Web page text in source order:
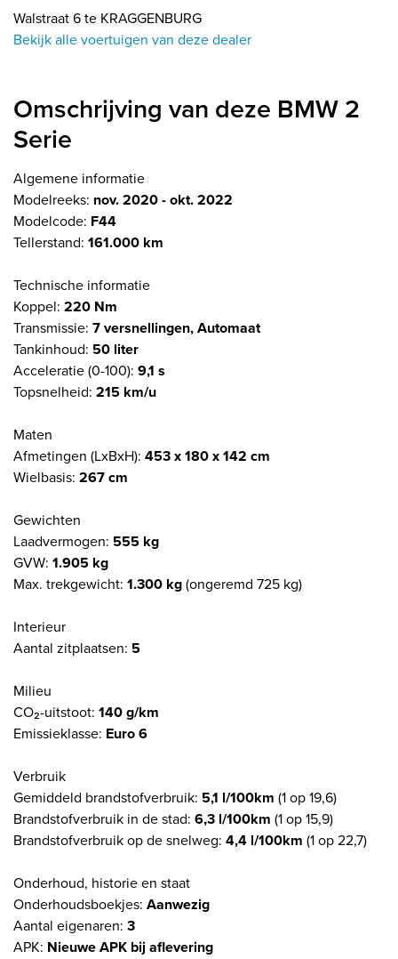
Walstraat 6 te KRAGGENBURG
Bekijk alle voertuigen van deze dealer
Omschrijving van deze BMW 2
Serie
Algemene informatie
Modelreeks: nov. 2020 - okt. 2022
Modelcode: F44
Tellerstand: 161.000 km
Technische informatie
Koppel: 220 Nm
Transmissie: 7 versnellingen, Automaat
Tankinhoud: 50 liter
Acceleratie (0-100): 9,1 s
Topsnelheid: 215 km/u
Maten
Afmetingen (LxBxH): 453 x 180 x 142 cm
Wielbasis: 267 cm
Gewichten
Laadvermogen: 555 kg
GVW: 1.905 kg
Max. trekgewicht: 1.300 kg(ongeremd 725 kg)
Interieur
Aantal zitplaatsen: 5
Milieu
CO₂-uitstoot: 140 g/km
Emissieklasse: Euro 6
Verbruik
Gemiddeld brandstofverbruik: 5,1 l/100km (1 op 19,6)
Brandstofverbruik in de stad: 6,3 l/100km (1 op 15,9)
Brandstofverbruik op de snelweg: 4,4 l/100km (1 op 22,7)
Onderhoud, historie en staat
Onderhoudsboekjes: Aanwezig
Aantal eigenaren: 3
APK: Nieuwe APK bij aflevering